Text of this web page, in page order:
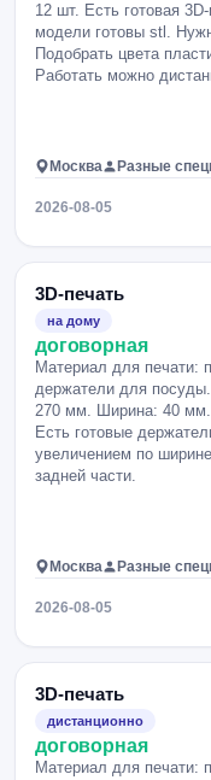
12 шт. Есть готовая
модели готовы stl.
Подобрать цвета
Работать можно
Москва Разные
2026-08-05
3D-печать
на дому
договорная
Материал для печати:
держатели для
270 мм. Ширина: 40 мм.
Есть готовые
увеличением по
задней части.
Москва Разные
2026-08-05
3D-печать
дистанционно
договорная
Материал для печати: